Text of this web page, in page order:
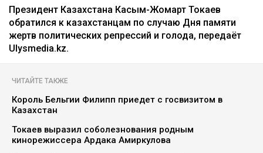
Президент Казахстана Касым-Жомарт Токаев
обратился к казахстанцам по случаю Дня памяти
жертв политических репрессий и голода, передаёт
Ulysmedia.kz.
ЧИТАЙТЕ ТАКЖЕ
Король Бельгии Филипп приедет с госвизитом в
Казахстан
Токаев выразил соболезнования родным
кинорежиссера Ардака Амиркулова